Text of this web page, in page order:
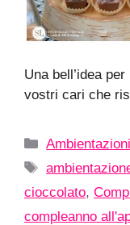
Una bell’idea
vostri cari che
Categorie
Ambientazioni
Tag
cioccolato,
compleanno